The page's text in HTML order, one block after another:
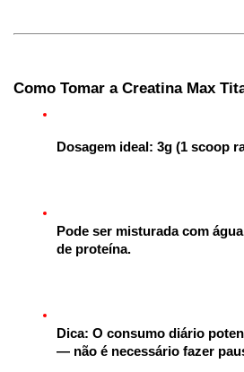
Como Tomar a Creatina Max
Dosagem ideal: 3g (1 scoop
Pode ser misturada com
de proteína.
Dica: O consumo diário
— não é necessário fazer